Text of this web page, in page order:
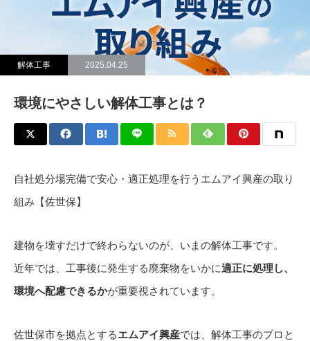
解体工事 2025.04.25
環境にやさしい解体工事とは？
自社処分場完備で安心・適正処理を行うエムアイ興産の取り
組み【佐世保】
建物を壊すだけで終わらないのが、いまの解体工事です。
近年では、工事後に発生する廃棄物をいかに適正に処理し、
環境へ配慮できるかが重要視されています。
佐世保市を拠点とするエムアイ興産では、解体工事のプロと